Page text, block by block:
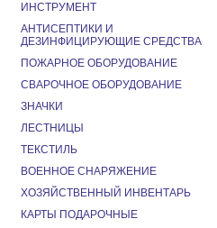
ИНСТРУМЕНТ
АНТИСЕПТИКИ И
ДЕЗИНФИЦИРУЮЩИЕ СРЕДСТВА
ПОЖАРНОЕ ОБОРУДОВАНИЕ
СВАРОЧНОЕ ОБОРУДОВАНИЕ
ЗНАЧКИ
ЛЕСТНИЦЫ
ТЕКСТИЛЬ
ВОЕННОЕ СНАРЯЖЕНИЕ
ХОЗЯЙСТВЕННЫЙ ИНВЕНТАРЬ
КАРТЫ ПОДАРОЧНЫЕ